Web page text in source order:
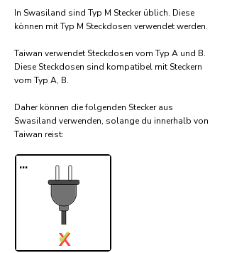
In Swasiland sind Typ M Stecker üblich. Diese
können mit Typ M Steckdosen verwendet werden.
Taiwan verwendet Steckdosen vom Typ A und B.
Diese Steckdosen sind kompatibel mit Steckern
vom Typ A, B.
Daher können die folgenden Stecker aus
Swasiland verwenden, solange du innerhalb von
Taiwan reist:​
...
X
✓